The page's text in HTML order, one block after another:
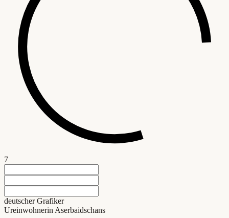
7
deutscher Grafiker
Ureinwohnerin Aserbaidschans